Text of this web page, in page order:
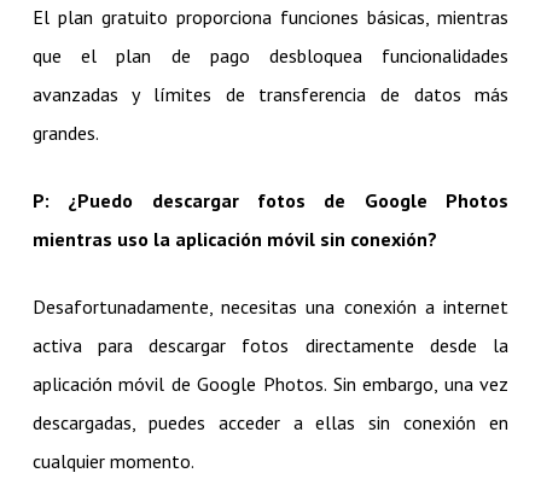
El plan gratuito proporciona funciones básicas, mientras
que el plan de pago desbloquea funcionalidades
avanzadas y límites de transferencia de datos más
grandes.
P: ¿Puedo descargar fotos de Google Photos
mientras uso la aplicación móvil sin conexión?
Desafortunadamente, necesitas una conexión a internet
activa para descargar fotos directamente desde la
aplicación móvil de Google Photos. Sin embargo, una vez
descargadas, puedes acceder a ellas sin conexión en
cualquier momento.